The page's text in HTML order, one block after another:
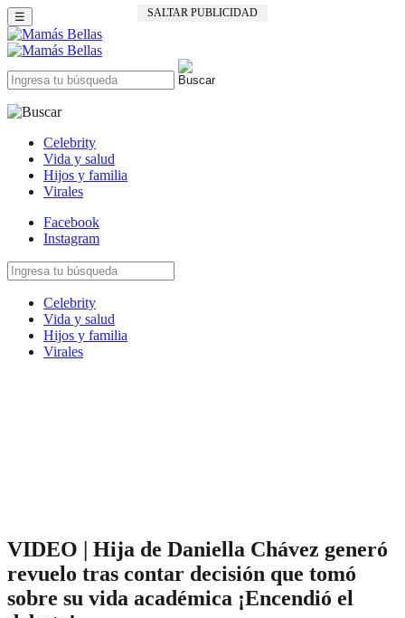
SALTAR PUBLICIDAD
☰
Celebrity
Vida y salud
Hijos y familia
Virales
Facebook
Instagram
Celebrity
Vida y salud
Hijos y familia
Virales
VIDEO | Hija de Daniella Chávez generó
revuelo tras contar decisión que tomó
sobre su vida académica ¡Encendió el